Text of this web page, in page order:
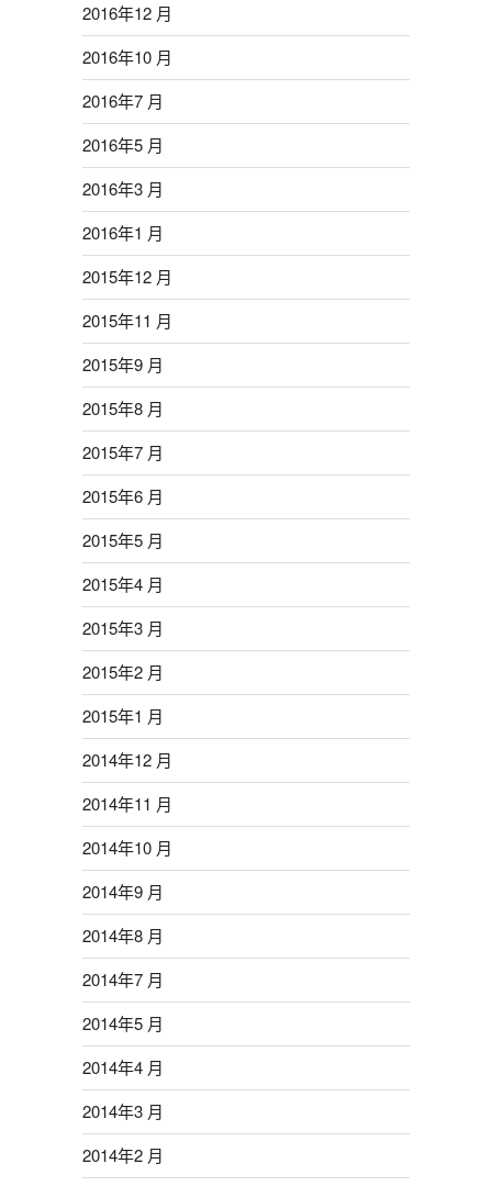
2016年12 月
2016年10 月
2016年7 月
2016年5 月
2016年3 月
2016年1 月
2015年12 月
2015年11 月
2015年9 月
2015年8 月
2015年7 月
2015年6 月
2015年5 月
2015年4 月
2015年3 月
2015年2 月
2015年1 月
2014年12 月
2014年11 月
2014年10 月
2014年9 月
2014年8 月
2014年7 月
2014年5 月
2014年4 月
2014年3 月
2014年2 月